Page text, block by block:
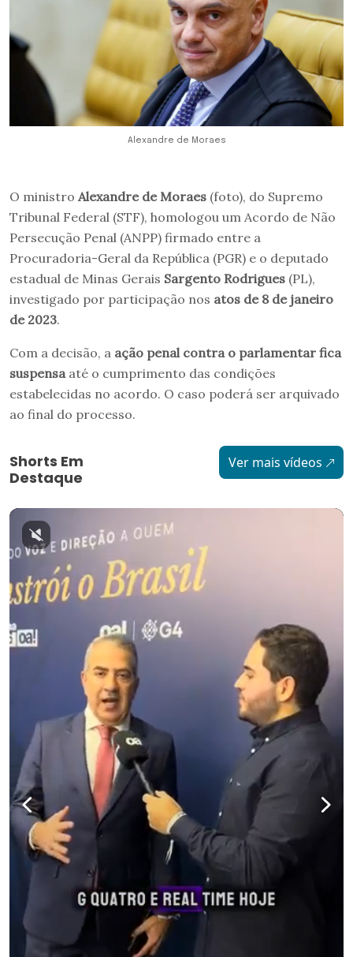
Alexandre de Moraes
O ministro Alexandre de Moraes (foto), do Supremo
Tribunal Federal (STF), homologou um Acordo de Não
Persecução Penal (ANPP) firmado entre a
Procuradoria-Geral da República (PGR) e o deputado
estadual de Minas Gerais Sargento Rodrigues (PL),
investigado por participação nos atos de 8 de janeiro
de 2023.
Com a decisão, a ação penal contra o parlamentar fica
suspensa até o cumprimento das condições
estabelecidas no acordo. O caso poderá ser arquivado
ao final do processo.
Shorts Em
Destaque
Ver mais vídeos